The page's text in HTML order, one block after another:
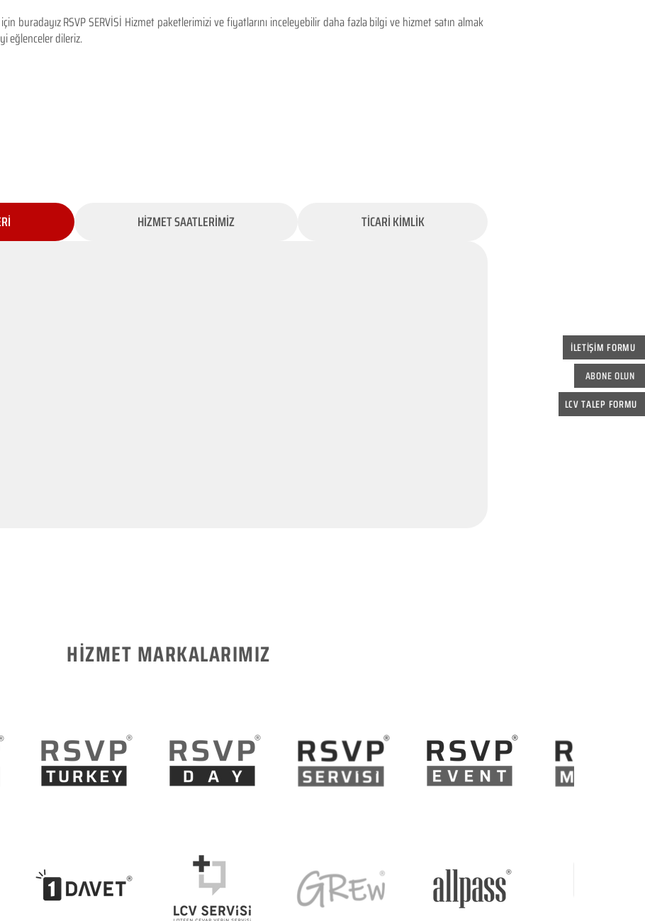
İLETİŞİM FORMU
ABONE OLUN
LCV TALEP FORMU
buradayız RSVP SERVİSİ Hizmet paketlerimizi ve fiyatlarını inceleyebilir daha fazla bilgi ve hizmet satın almak
eğlenceler dileriz.
HİZMET SAATLERİMİZ TİCARİ KİMLİK
HİZMET MARKALARIMIZ